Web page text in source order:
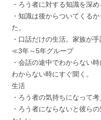
・ろう者に対する知識を深め
・知識は後からついてくる
た。
・口話だけの生活。家族が
≪3年～5年グループ
・会話の途中でわからない
わからない時にすぐ聞く。
生活
・ろう者の気持ちになって考
・ろう者にならないと彼ら